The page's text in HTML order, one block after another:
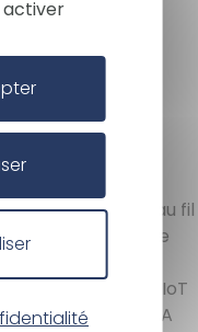
activer
des
et va s’étoffer au fil
surveillance
être labélisées « IoT
: DEKRA